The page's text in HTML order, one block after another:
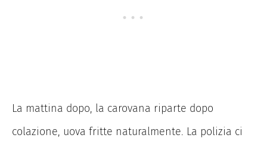
La mattina dopo, la carovana riparte dopo
colazione, uova fritte naturalmente. La polizia ci